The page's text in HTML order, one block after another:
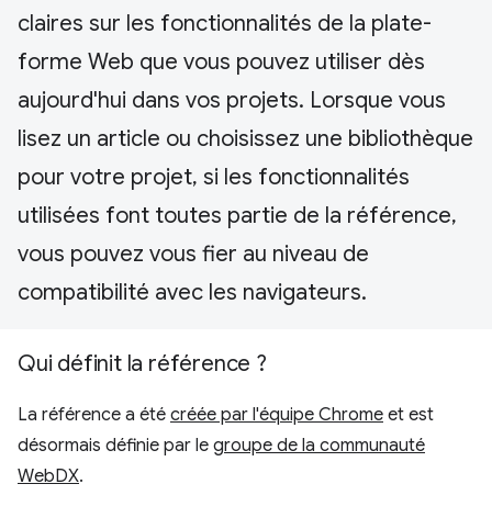
claires sur les fonctionnalités de la plate-
forme Web que vous pouvez utiliser dès
aujourd'hui dans vos projets. Lorsque vous
lisez un article ou choisissez une bibliothèque
pour votre projet, si les fonctionnalités
utilisées font toutes partie de la référence,
vous pouvez vous fier au niveau de
compatibilité avec les navigateurs.
Qui définit la référence ?
La référence a été créée par l'équipe Chrome et est
désormais définie par le groupe de la communauté
WebDX.